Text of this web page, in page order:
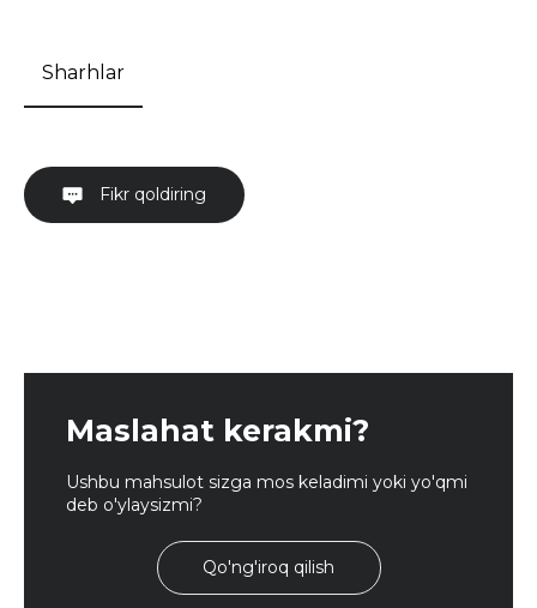
Sharhlar
Fikr qoldiring
Maslahat kerakmi?
Ushbu mahsulot sizga mos keladimi yoki yo'qmi
deb o'ylaysizmi?
Qo'ng'iroq qilish